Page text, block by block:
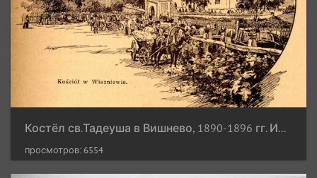
Костёл св.Тадеуша в Вишнево, 1890-1896 гг. Иллюстрация из книги "Powiat oszmiański - materjały do dziejów ziemi i ludzi"
просмотров: 6554